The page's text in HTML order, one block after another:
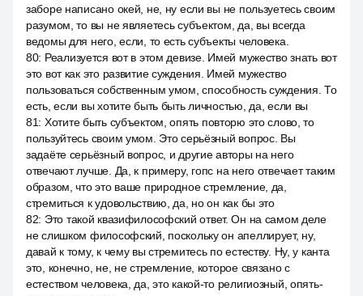
заборе написано окей, не, ну если вы не пользуетесь своим
разумом, то вы не являетесь субъектом, да, вы всегда
ведомы для него, если, то есть субъекты человека.
80: Реализуется вот в этом девизе. Имей мужество знать вот
это вот как это развитие суждения. Имей мужество
пользоваться собственным умом, способность суждения. То
есть, если вы хотите быть быть личностью, да, если вы
81: Хотите быть субъектом, опять повторю это слово, то
пользуйтесь своим умом. Это серьёзный вопрос. Вы
задаёте серьёзный вопрос, и другие авторы на него
отвечают лучше. Да, к примеру, гопс на него отвечает таким
образом, что это ваше природное стремление, да,
стремиться к удовольствию, да, но он как бы это
82: Это такой квазифилософский ответ. Он на самом деле
не слишком философский, поскольку он апеллирует, ну,
давай к тому, к чему вы стремитесь по естеству. Ну, у канта
это, конечно, не, не стремление, которое связано с
естеством человека, да, это какой-то религиозный, опять-